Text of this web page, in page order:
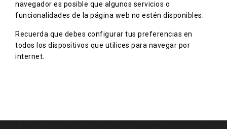
navegador es posible que algunos servicios o
funcionalidades de la página web no estén disponibles.
Recuerda que debes configurar tus preferencias en
todos los dispositivos que utilices para navegar por
internet.